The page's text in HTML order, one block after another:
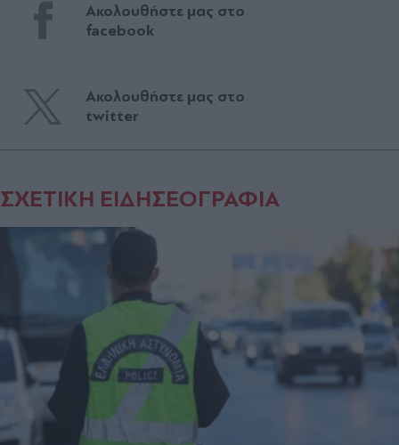
Ακολουθήστε μας στο
facebook
Ακολουθήστε μας στο
twitter
ΣΧΕΤΙΚΗ ΕΙΔΗΣΕΟΓΡΑΦΙΑ